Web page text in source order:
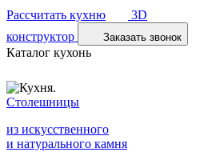
Рассчитать кухню
3D
конструктор
Заказать звонок
Каталог кухонь
Столешницы
из искусственного
и натурального камня